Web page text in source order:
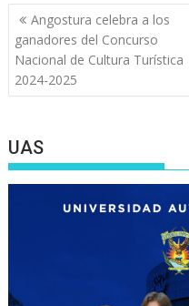
Navegación
de
entradas
Angostura celebra a los
ganadores del Concurso
Nacional de Cultura Turística
2024-2025
UAS